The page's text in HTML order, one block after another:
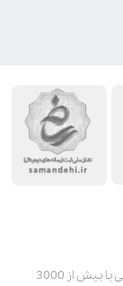
پت استور به عنوان یکی از قدیمی‌ترین پت شاپ های اینترنتی با بیش از 3000